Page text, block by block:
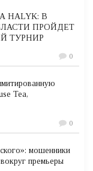
HALYK: В
ПРОЙДЕТ
ТУРНИР
0
Tea,
0
мошенники
премьеры